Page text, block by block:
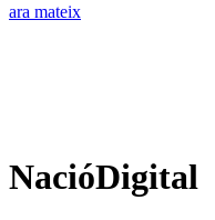
ara mateix
NacióDigital